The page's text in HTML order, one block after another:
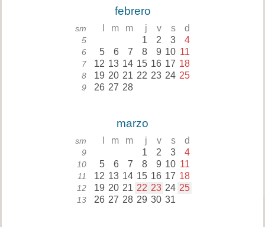
febrero
sm m m j v s d
5 1 2 3 4
6 5 6 7 8 9 10 11
7 12 13 14 15 16 17 18
8 19 20 21 22 23 24 25
9 26 27 28
marzo
sm m m j v s d
9 1 2 3 4
10 5 6 7 8 9 10 11
11 12 13 14 15 16 17 18
12 19 20 21 22 23 24 25
13 26 27 28 29 30 31